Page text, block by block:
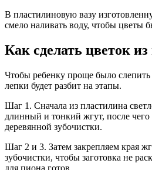
В пластилиновую вазу
смело наливать воду, чтобы цветы
Как сделать цветок
Чтобы ребенку проще было слепить
лепки будет разбит на этапы.
Шаг 1. Сначала из пластилина
длинный и тонкий жгут, после чего
деревянной зубочистки.
Шаг 2 и 3. Затем закрепляем края
зубочистки, чтобы заготовка не
для пиона готов.